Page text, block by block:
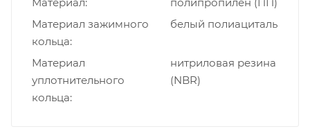
Материал зажимного
кольца
белый полиациталь
Материал
уплотнительного
кольца
нитриловая резина
(NBR)